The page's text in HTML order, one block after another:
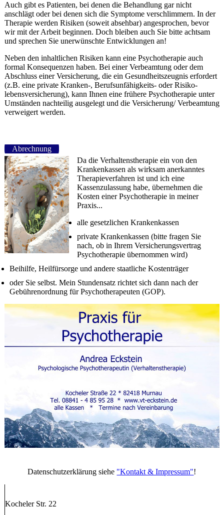
Auch gibt es Patienten, bei denen die Behandlung gar nicht
anschlägt oder bei denen sich die Symptome verschlimmern. In der
Therapie werden Risiken (soweit absehbar) angesprochen, bevor
wir mit der Arbeit beginnen. Doch bleiben auch Sie bitte achtsam
und sprechen Sie unerwünschte Entwicklungen an!
Neben den inhaltlichen Risiken kann eine Psychotherapie auch
formal Konsequenzen haben. Bei einer Verbeamtung oder dem
Abschluss einer Versicherung, die ein Gesundheitszeugnis erfordert
(z.B. eine private Kranken­-, Berufs­unfähig­keits- oder Risiko­
lebensversicherung), kann Ihnen eine frühere Psycho­therapie unter
Umständen nachteilig ausgelegt und die Versicherung/ Verbeamtung
verweigert werden.
Abrechnung
Da die Verhaltenstherapie ein von den
Krankenkassen als wirksam anerkanntes
Therapieverfahren ist und ich eine
Kassenzulassung habe, übernehmen die
Kosten einer Psychotherapie in meiner
Praxis...
alle gesetzlichen Krankenkassen
private Krankenkassen (bitte fragen Sie
nach, ob in Ihrem Versicherungsvertrag
Psychotherapie übernommen wird)
Beihilfe, Heilfürsorge und andere staatliche Kostenträger
oder Sie selbst. Mein Stundensatz richtet sich dann nach der
Gebührenordnung für Psychotherapeuten (GOP).
Datenschutzerklärung siehe "Kontakt & Impressum"!
Kocheler Str. 22